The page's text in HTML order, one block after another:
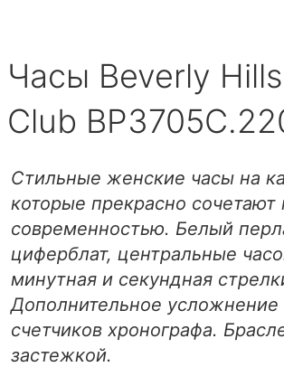
Часы Beverly
Club
Стильные женские часы на
которые прекрасно сочетают
современностью. Белый
циферблат, центральные
минутная и секундная
Дополнительное усложнение
счетчиков хронографа.
застежкой.